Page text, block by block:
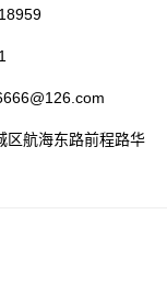
区航海东路前程路华